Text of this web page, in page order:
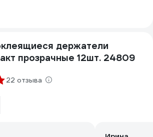
держатели
прозрачные 12шт. 24809
22 отзыва